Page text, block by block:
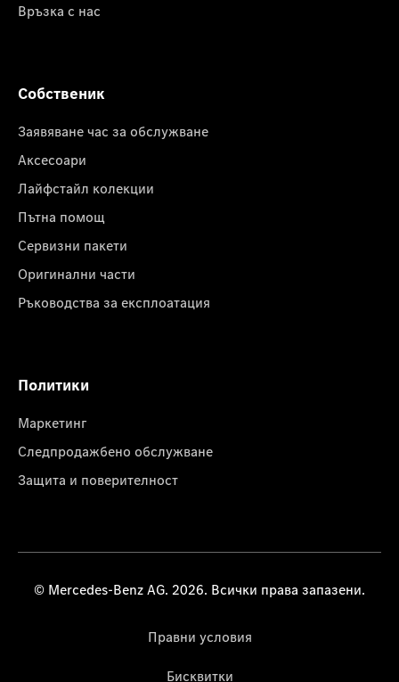
Връзка с нас
Собственик
Заявяване час за обслужване
Аксесоари
Лайфстайл колекции
Пътна помощ
Сервизни пакети
Оригинални части
Ръководства за експлоатация
Политики
Маркетинг
Следпродажбено обслужване
Защита и поверителност
© Mercedes-Benz AG. 2026. Всички права запазени.
Правни условия
Бисквитки